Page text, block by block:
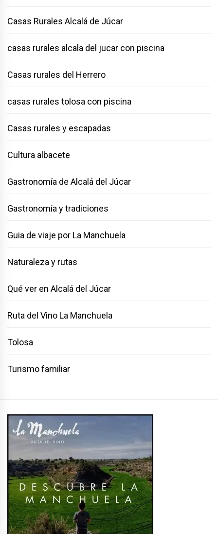
Casas Rurales Alcalá de Júcar
casas rurales alcala del jucar con piscina
Casas rurales del Herrero
casas rurales tolosa con piscina
Casas rurales y escapadas
Cultura albacete
Gastronomía de Alcalá del Júcar
Gastronomía y tradiciones
Guia de viaje por La Manchuela
Naturaleza y rutas
Qué ver en Alcalá del Júcar
Ruta del Vino La Manchuela
Tolosa
Turismo familiar